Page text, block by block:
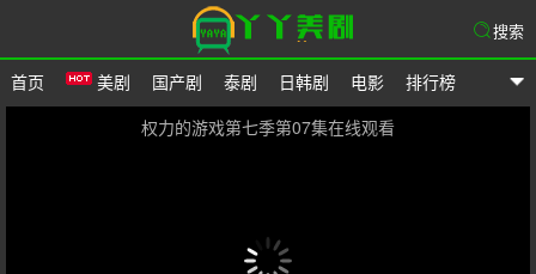
爱美剧
首页 美剧 国产剧 泰剧 日韩剧 电影 排行榜
搜索
权力的游戏第七季第07集在线观看